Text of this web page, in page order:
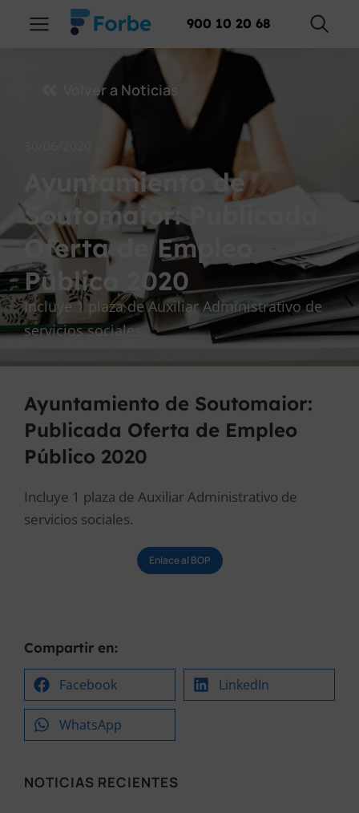
900 10 20 68
Volver a Noticias
Ayuntamiento de
Soutomaior: Publicada
Oferta de Empleo
Público 2020
Incluye 1 plaza de Auxiliar Administrativo de
servicios sociales.
Ayuntamiento de Soutomaior:
Publicada Oferta de Empleo
Público 2020
Incluye 1 plaza de Auxiliar Administrativo de
servicios sociales.
Enlace al BOP
Compartir en:
Facebook LinkedIn
WhatsApp
NOTICIAS RECIENTES